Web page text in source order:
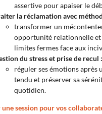
assertive pour apaiser le
la réclamation avec
transformer un
opportunité relationnelle et
limites fermes face aux
du stress et prise de recul :
réguler ses émotions après
tendu et préserver sa
quotidien.
session pour vos